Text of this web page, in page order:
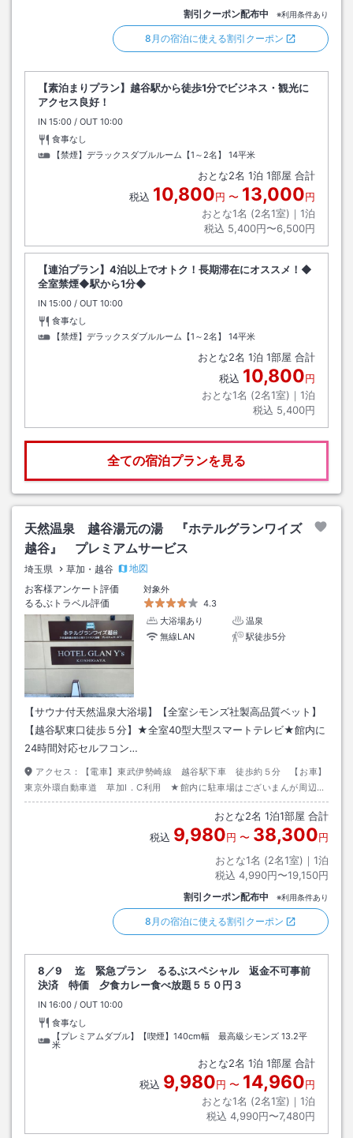
割引クーポン配布中 ※利用条件あり
8月の宿泊に使える割引クーポン
【素泊まりプラン】越谷駅から徒歩1分でビジネス・観光に
アクセス良好！
IN チェックイン
15:00 / OUT チェックアウト
10:00
食事なし
【禁煙】デラックスダブルルーム【1～2名】
14平米
おとな2名 1泊 1部屋 合計
税込 10,800円 〜 13,000円
おとな1名 (2名1室)｜ 1泊
税込 5,400円〜6,500円
【連泊プラン】4泊以上でオトク！長期滞在にオススメ！◆
全室禁煙◆駅から1分◆
IN チェックイン
15:00 / OUT チェックアウト
10:00
食事なし
【禁煙】デラックスダブルルーム【1～2名】
14平米
おとな2名 1泊 1部屋 合計
税込 10,800円
おとな1名 (2名1室)｜ 1泊
税込 5,400円
全ての宿泊プランを見る
天然温泉 越谷湯元の湯 『ホテルグランワイズ
越谷』 プレミアムサービス
埼玉県 草加・越谷
地図
お客様アンケート評価
対象外
るるぶトラベル評価
4.3
大浴場あり
温泉
無線LAN
駅徒歩5分
【サウナ付天然温泉大浴場】【全室シモンズ社製高品質ベット】
【越谷駅東口徒歩５分】★全室40型大型スマートテレビ★館内に
24時間対応セルフコン…
アクセス：
【電車】東武伊勢崎線 越谷駅下車 徒歩約５分 【お車】
東京外環自動車道 草加I．C利用 ★館内に駐車場はございまんが周辺に
複数のコインパーキング1泊800円程度～ございます。ホテルの隣もコイ
おとな2名 1泊1部屋 合計
税込 9,980円 〜 38,300円
おとな1名 (2名1室)｜ 1泊
税込 4,990円〜19,150円
割引クーポン配布中 ※利用条件あり
8月の宿泊に使える割引クーポン
8／9 迄 緊急プラン るるぶスペシャル 返金不可事前
決済 特価 夕食カレー食べ放題５５０円３
IN チェックイン
16:00 / OUT チェックアウト
10:00
食事なし
【プレミアムダブル】【喫煙】140cm幅 最高級シモンズ 13.2平
米
おとな2名 1泊 1部屋 合計
税込 9,980円 〜 14,960円
おとな1名 (2名1室)｜ 1泊
税込 4,990円〜7,480円